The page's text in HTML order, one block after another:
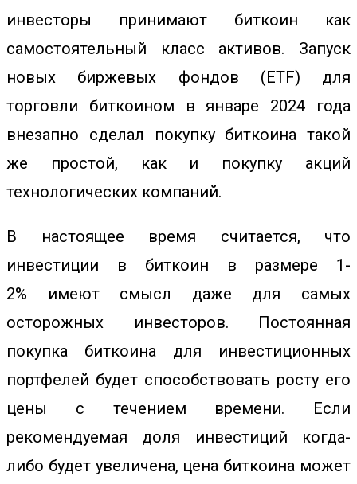
инвесторы принимают биткоин как
самостоятельный класс активов. Запуск
новых биржевых фондов (ETF) для
торговли биткоином в январе 2024 года
внезапно сделал покупку биткоина такой
же простой, как и покупку акций
технологических компаний.
В настоящее время считается, что
инвестиции в биткоин в размере 1-
2% имеют смысл даже для самых
осторожных инвесторов. Постоянная
покупка биткоина для инвестиционных
портфелей будет способствовать росту его
цены с течением времени. Если
рекомендуемая доля инвестиций когда-
либо будет увеличена, цена биткоина может